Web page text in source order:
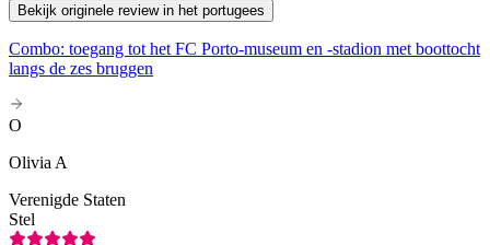
Bekijk originele review in het portugees
Combo: toegang tot het FC Porto-museum en -stadion met boottocht
langs de zes bruggen
O
Olivia A
Verenigde Staten
Stel